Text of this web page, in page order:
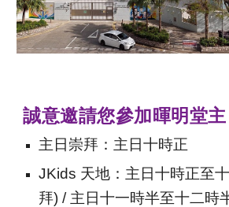
誠意邀請您參加暉明堂
主日崇拜：主日十時正
JKids 天地：主日十時正至
拜) / 主日十一時半至十二時